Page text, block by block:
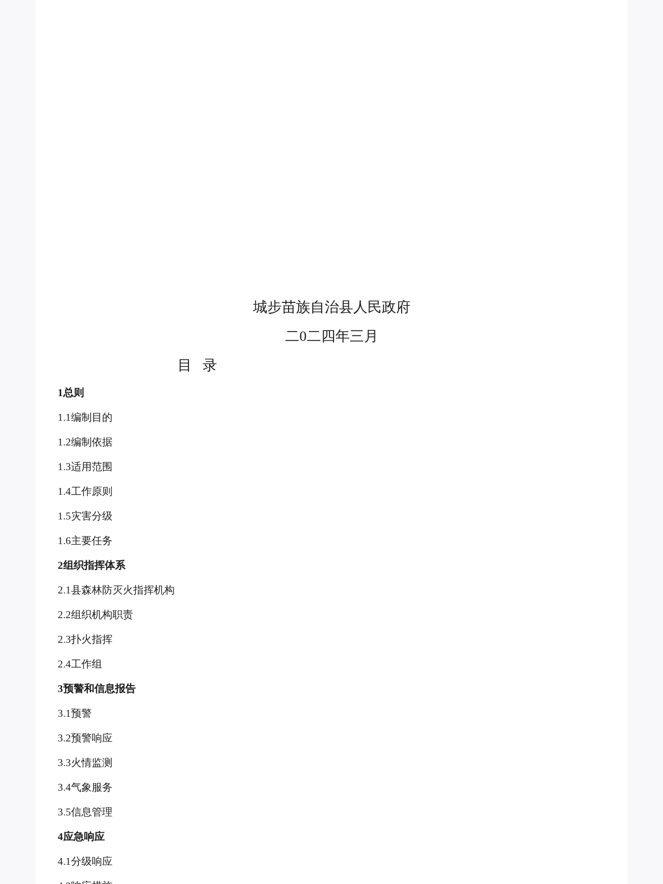
城步苗族自治县人民政府
二0二四年三月
目
录
1总则
1.1编制目的
1.2编制依据
1.3适用范围
1.4工作原则
1.5灾害分级
1.6主要任务
2组织指挥体系
2.1县森林防灭火指挥机构
2.2组织机构职责
2.3扑火指挥
2.4工作组
3预警和信息报告
3.1预警
3.2预警响应
3.3火情监测
3.4气象服务
3.5信息管理
4应急响应
4.1分级响应